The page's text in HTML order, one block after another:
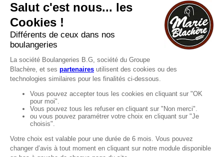
Vous souhaitez nous contacter ?
Consultez notre FAQ.
FAQ
Recrutement
MENTIONS
Mentions légales
Protection des données